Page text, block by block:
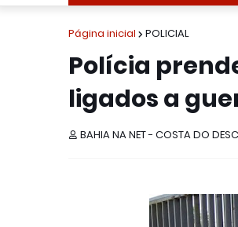
Página inicial POLICIAL
Polícia
ligados a
BAHIA NA NET - COSTA DO